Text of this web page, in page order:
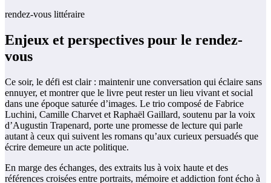
rendez-vous littéraire
Enjeux et perspectives pour le rendez-
vous
Ce soir, le défi est clair : maintenir une conversation qui éclaire sans
ennuyer, et montrer que le livre peut rester un lieu vivant et social
dans une époque saturée d’images. Le trio composé de Fabrice
Luchini, Camille Charvet et Raphaël Gaillard, soutenu par la voix
d’Augustin Trapenard, porte une promesse de lecture qui parle
autant à ceux qui suivent les romans qu’aux curieux persuadés que
écrire demeure un acte politique.
En marge des échanges, des extraits lus à voix haute et des
références croisées entre portraits, mémoire et addiction font écho à